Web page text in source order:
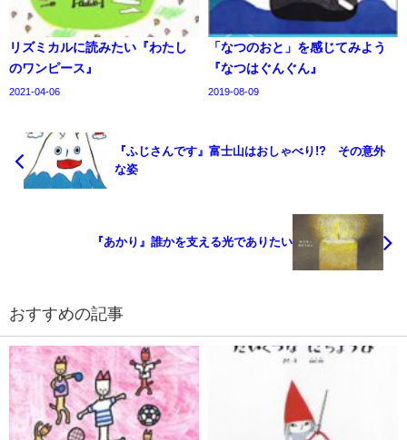
リズミカルに読みたい『わたし
のワンピース』
2021-04-06
「なつのおと」を感じてみよう
『なつはぐんぐん』
2019-08-09
『ふじさんです』富士山はおしゃべり!? その意外
な姿
『あかり』誰かを支える光でありたい
おすすめの記事